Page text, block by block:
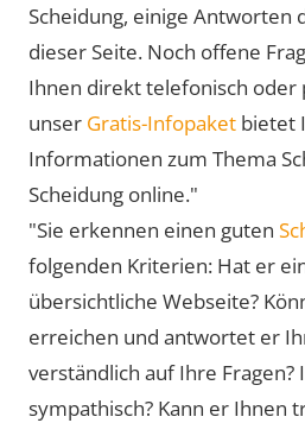
Scheidung, einige Antworten
dieser Seite. Noch offene
Ihnen direkt telefonisch oder
unser Gratis-Infopaket bietet
Informationen zum Thema
Scheidung online."
"Sie erkennen einen guten
folgenden Kriterien: Hat er
übersichtliche Webseite?
erreichen und antwortet er
verständlich auf Ihre Fragen?
sympathisch? Kann er Ihnen